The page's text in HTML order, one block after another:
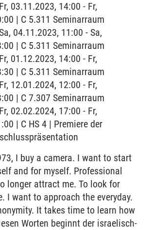
03.11.2023, 14:00 - Fr,
| C 5.311 Seminarraum
04.11.2023, 11:00 - Sa,
| C 5.311 Seminarraum
01.12.2023, 14:00 - Fr,
| C 5.311 Seminarraum
12.01.2024, 12:00 - Fr,
| C 7.307 Seminarraum
02.02.2024, 17:00 - Fr,
| C HS 4 | Premiere der
I buy a camera. I want to start
and for myself. Professional
longer attract me. To look for
I want to approach the everyday.
It takes time to learn how
Worten beginnt der israelisch-